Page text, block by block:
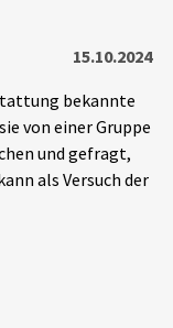
15.10.2024
bekannte
von einer Gruppe
und gefragt,
als Versuch der